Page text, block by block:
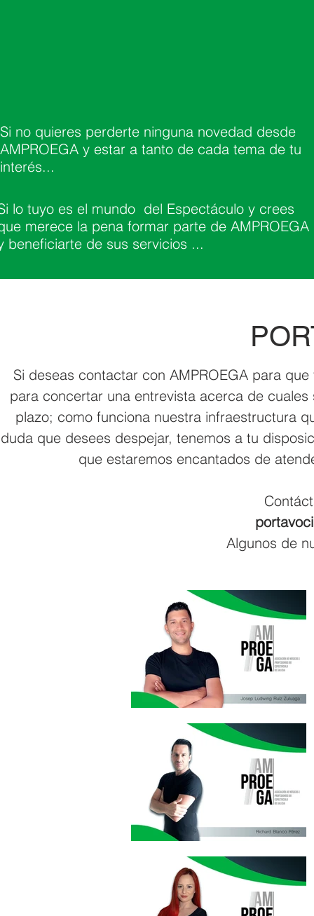
Si no quieres perderte ninguna novedad desde
AMPROEGA y estar a tanto de cada tema de tu
interés...
lo tuyo es el mundo del Espectáculo y crees
merece la pena formar parte de AMPROEGA
beneficiarte de sus servicios ...
Si deseas contactar con AMPROEGA para
para concertar una entrevista acerca de
plazo; como funciona nuestra infraestructura
duda que desees despejar, tenemos a tu
que estaremos encantados de
Algunos de